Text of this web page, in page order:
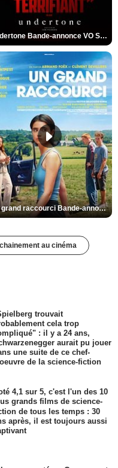
Undertone Bande-annonce VO STFR
Un grand raccourci Bande-annonce VF
au cinéma
trouvait
cela trop
: il y a 24 ans,
aurait pu jouer
une suite de ce chef-
de la science-fiction
4,1 sur 5, c'est l'un des 10
grands films de science-
de tous les temps : 30
après, il est toujours aussi